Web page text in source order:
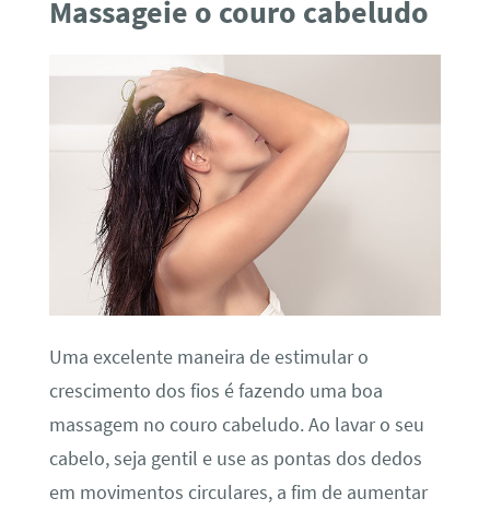
Massageie o couro cabeludo
Uma excelente maneira de estimular o
crescimento dos fios é fazendo uma boa
massagem no couro cabeludo. Ao lavar o seu
cabelo, seja gentil e use as pontas dos dedos
em movimentos circulares, a fim de aumentar